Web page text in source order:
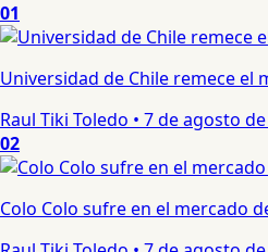
01
Universidad de Chile remece el
Raul Tiki Toledo • 7 de agosto
02
Colo Colo sufre en el mercado